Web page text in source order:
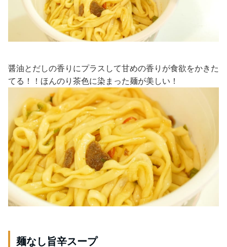
醤油とだしの香りにプラスして甘めの香りが食欲をかきた
てる！！ほんのり茶色に染まった麺が美しい！
麺なし旨辛スープ